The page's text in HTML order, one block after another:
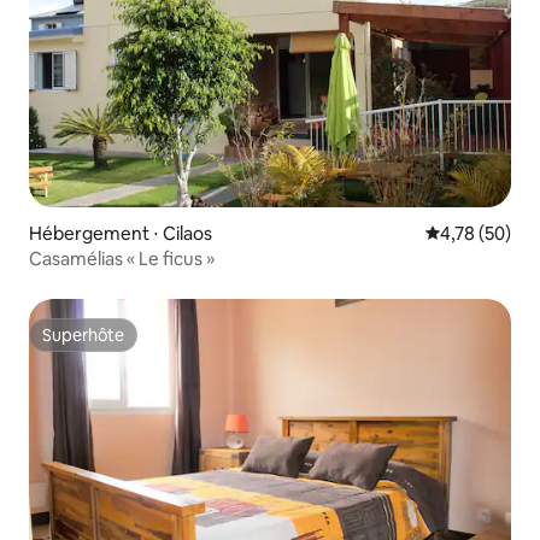
Hébergement ⋅ Cilaos Évaluation
4,78 (50)
Casamélias « Le ficus »
Superhôte
Superhôte